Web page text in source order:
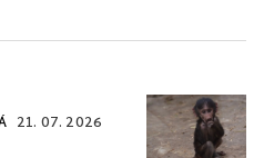
21. 07. 2026